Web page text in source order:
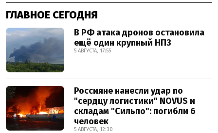
ГЛАВНОЕ СЕГОДНЯ
В РФ атака дронов остановила
ещё один крупный НПЗ
5 АВГУСТА, 17:55
Россияне нанесли удар по
"сердцу логистики" NOVUS и
складам "Сильпо": погибли 6
человек
5 АВГУСТА, 12:30